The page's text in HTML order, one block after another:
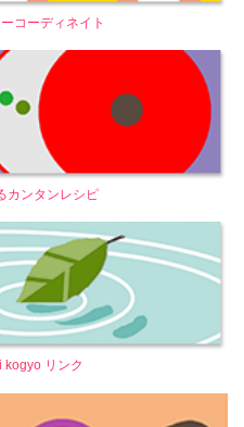
コーディネイト
カンタンレシピ
kogyo リンク